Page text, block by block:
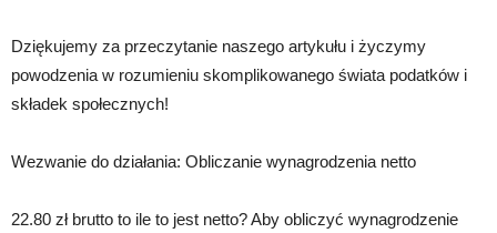
Dziękujemy za przeczytanie naszego artykułu i życzymy
powodzenia w rozumieniu skomplikowanego świata podatków i
składek społecznych!
Wezwanie do działania: Obliczanie wynagrodzenia netto
22.80 zł brutto to ile to jest netto? Aby obliczyć wynagrodzenie